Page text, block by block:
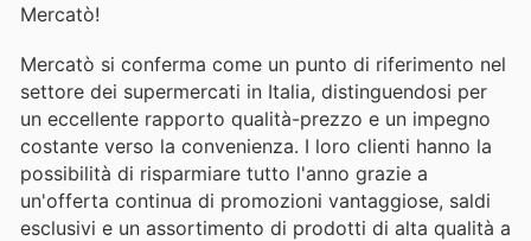
Mercatò!
Mercatò si conferma come un punto di riferimento nel
settore dei supermercati in Italia, distinguendosi per
un eccellente rapporto qualità-prezzo e un impegno
costante verso la convenienza. I loro clienti hanno la
possibilità di risparmiare tutto l'anno grazie a
un'offerta continua di promozioni vantaggiose, saldi
esclusivi e un assortimento di prodotti di alta qualità a